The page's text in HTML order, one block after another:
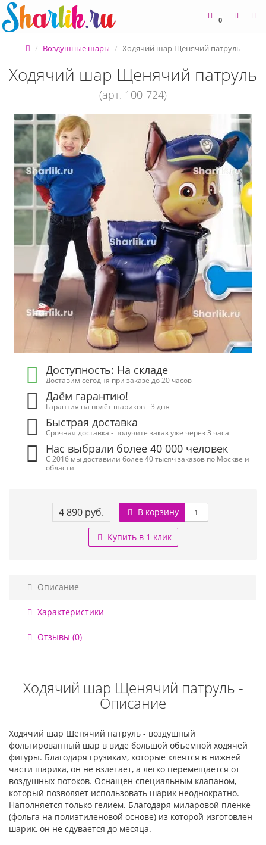
0
Воздушные шары Ходячий шар Щенячий патруль
Ходячий шар Щенячий патруль
(арт. 100-724)
Доступность: На складе
Доставим сегодня при заказе до 20 часов
Даём гарантию!
Гарантия на полёт шариков - 3 дня
Быстрая доставка
Срочная доставка - получите заказ уже через 3 часа
Нас выбрали более 40 000 человек
С 2016 мы доставили более 40 тысяч заказов по Москве и
области
4 890 руб. В корзину
Купить в 1 клик
Описание
Характеристики
Отзывы (0)
Ходячий шар Щенячий патруль -
Описание
Ходячий шар Щенячий патруль - воздушный
фольгированный шар в виде большой объемной ходячей
фигуры. Благодаря грузикам, которые клеятся в нижней
части шарика, он не взлетает, а легко перемещается от
воздушных потоков. Оснащен специальным клапаном,
который позволяет использовать шарик неоднократно.
Наполняется только гелием. Благодаря миларовой пленке
(фольга на полиэтиленовой основе) из которой изготовлен
шарик, он не сдувается до месяца.